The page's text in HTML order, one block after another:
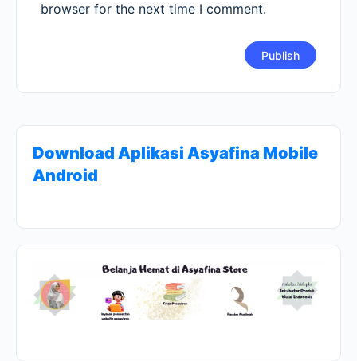
browser for the next time I comment.
Download Aplikasi Asyafina Mobile
Android